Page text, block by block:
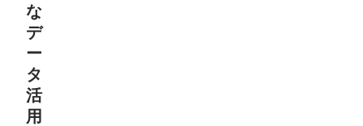
な
デ
ー
タ
活
用